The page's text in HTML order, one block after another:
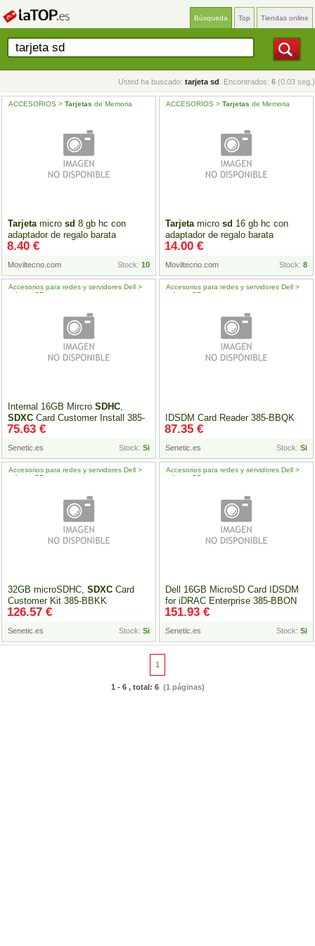
Búsqueda Top Tiendas online
Usted ha buscado: tarjeta sd . Encontrados: 6 (0.03 seg.)
Tarjetamicro sd 8 gb hc con
adaptador de regalo barata
ACCESORIOS > Tarjetas de Memoria
Moviltecno.com Stock: 10
8.40 €
Tarjetamicro sd 16 gb hc con
adaptador de regalo barata
ACCESORIOS > Tarjetas de Memoria
Moviltecno.com Stock: 8
14.00 €
Internal 16GB Mircro SDHC,
SDXC Card Customer Install 385-
BBKJ
Accesorios para redes y servidores Dell >
tarjetas
SD
Senetic.es Stock: Si
75.63 €
IDSDM Card Reader 385-BBQK
Accesorios para redes y servidores Dell >
tarjetas
SD
Senetic.es Stock: Si
87.35 €
32GB microSDHC, SDXC Card
Customer Kit 385-BBKK
Accesorios para redes y servidores Dell >
tarjetas
SD
Senetic.es Stock: Si
126.57 €
Dell 16GB MicroSD Card IDSDM
for iDRAC Enterprise 385-BBON
Accesorios para redes y servidores Dell >
tarjetas
SD
Senetic.es Stock: Si
151.93 €
1
1 - 6 , total: 6(1 páginas)